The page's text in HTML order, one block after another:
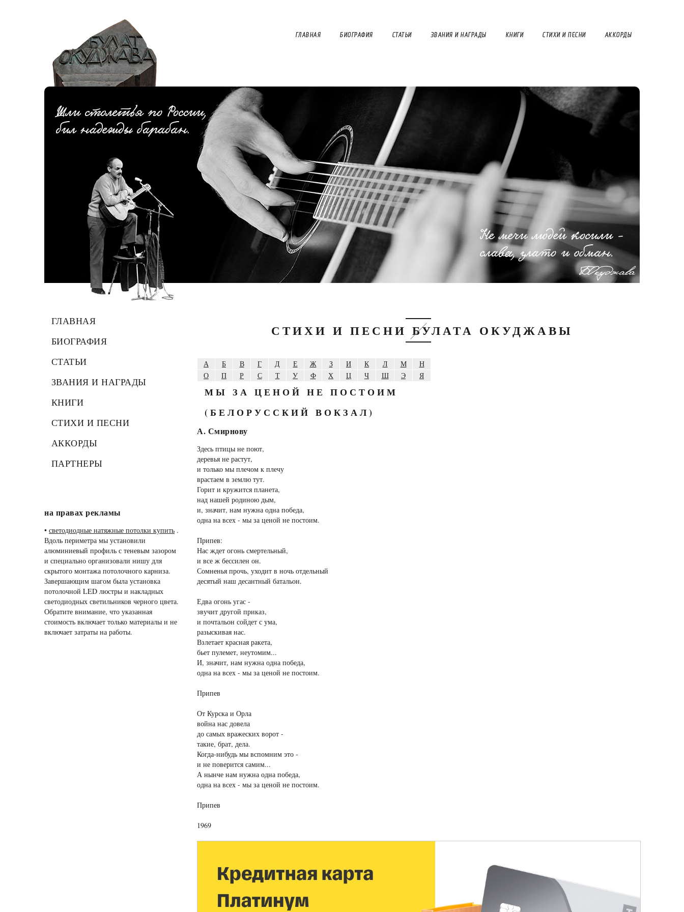
ГЛАВНАЯ БИОГРАФИЯ СТАТЬИ ЗВАНИЯ И НАГРАДЫ КНИГИ СТИХИ И ПЕСНИ АККОРДЫ
ГЛАВНАЯ
БИОГРАФИЯ
СТАТЬИ
ЗВАНИЯ И НАГРАДЫ
КНИГИ
СТИХИ И ПЕСНИ
АККОРДЫ
ПАРТНЕРЫ
на правах рекламы
• светодиодные натяжные потолки купить .
Вдоль периметра мы установили
алюминиевый профиль с теневым зазором
и специально организовали нишу для
скрытого монтажа потолочного карниза.
Завершающим шагом была установка
потолочной LED люстры и накладных
светодиодных светильников черного цвета.
Обратите внимание, что указанная
стоимость включает только материалы и не
включает затраты на работы.
СТИХИ И ПЕСНИ БУЛАТА ОКУДЖАВЫ
А Б В Г Д Е Ж З И К Л М
Н
О
П Р С Т У Ф Х Ц Ч Ш Э Я
МЫ ЗА ЦЕНОЙ НЕ ПОСТОИМ
(БЕЛОРУССКИЙ ВОКЗАЛ)
А. Смирнову
Здесь птицы не поют,
деревья не растут,
и только мы плечом к плечу
врастаем в землю тут.
Горит и кружится планета,
над нашей родиною дым,
и, значит, нам нужна одна победа,
одна на всех - мы за ценой не постоим.
Припев:
Нас ждет огонь смертельный,
и все ж бессилен он.
Сомненья прочь, уходит в ночь отдельный
десятый наш десантный батальон.
Едва огонь угас -
звучит другой приказ,
и почтальон сойдет с ума,
разыскивая нас.
Взлетает красная ракета,
бьет пулемет, неутомим...
И, значит, нам нужна одна победа,
одна на всех - мы за ценой не постоим.
Припев
От Курска и Орла
война нас довела
до самых вражеских ворот -
такие, брат, дела.
Когда-нибудь мы вспомним это -
и не поверится самим...
А нынче нам нужна одна победа,
одна на всех - мы за ценой не постоим.
Припев
1969